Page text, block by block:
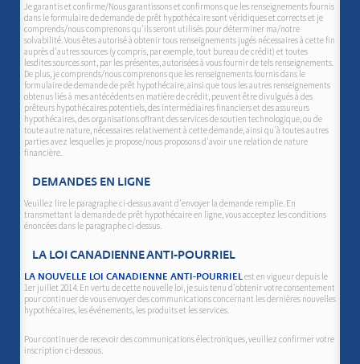
Je garantis et confirme/Nous garantissons et confirmons que les renseignements fournis
dans le formulaire de demande de prêt hypothécaire sont véridiques et corrects et je
comprends/nous comprenons qu'ils seront utilisés pour déterminer ma/notre
solvabilité. Vous êtes autorisé à obtenir tous renseignements jugés nécessaires à cette fin
auprès d'autres sources (y compris, par exemple, tout bureau de crédit) et toutes
lesdites sources sont, par les présentes, autorisées à vous fournir de tels renseignements.
De plus, je comprends/nous comprenons que les renseignements fournis dans le
formulaire de demande de prêt hypothécaire, ainsi que tous les autres renseignements
obtenus liés à mes antécédents en matière de crédit, peuvent être divulgués à des
prêteurs hypothécaires potentiels, des intermédiaires financiers et des assureurs
hypothécaires, des organisations offrant des services de soutien technologique, ou de
toute autre nature, nécessaires relativement à cette demande, ainsi qu'à toutes autres
parties avez lesquelles je propose/nous proposons d'avoir une relation de nature
financière.
DEMANDES EN LIGNE
Veuillez lire le paragraphe ci-dessus avant d'envoyer la demande remplie. En
transmettant la demande de prêt hypothécaire en ligne, vous acceptez les conditions
énoncées dans le paragraphe ci-dessus.
LA LOI CANADIENNE ANTI-POURRIEL
LA NOUVELLE LOI CANADIENNE ANTI-POURRIELest en vigueur depuis le
1er juillet 2014. En vertu de cette nouvelle loi, je suis tenu d'obtenir votre consentement
pour continuer de vous envoyer des communications concernant les dernières nouvelles
hypothécaires, les événements, les produits et les services.
Pour continuer de recevoir des communications électroniques, veuillez confirmer votre
inscription ci-dessous.